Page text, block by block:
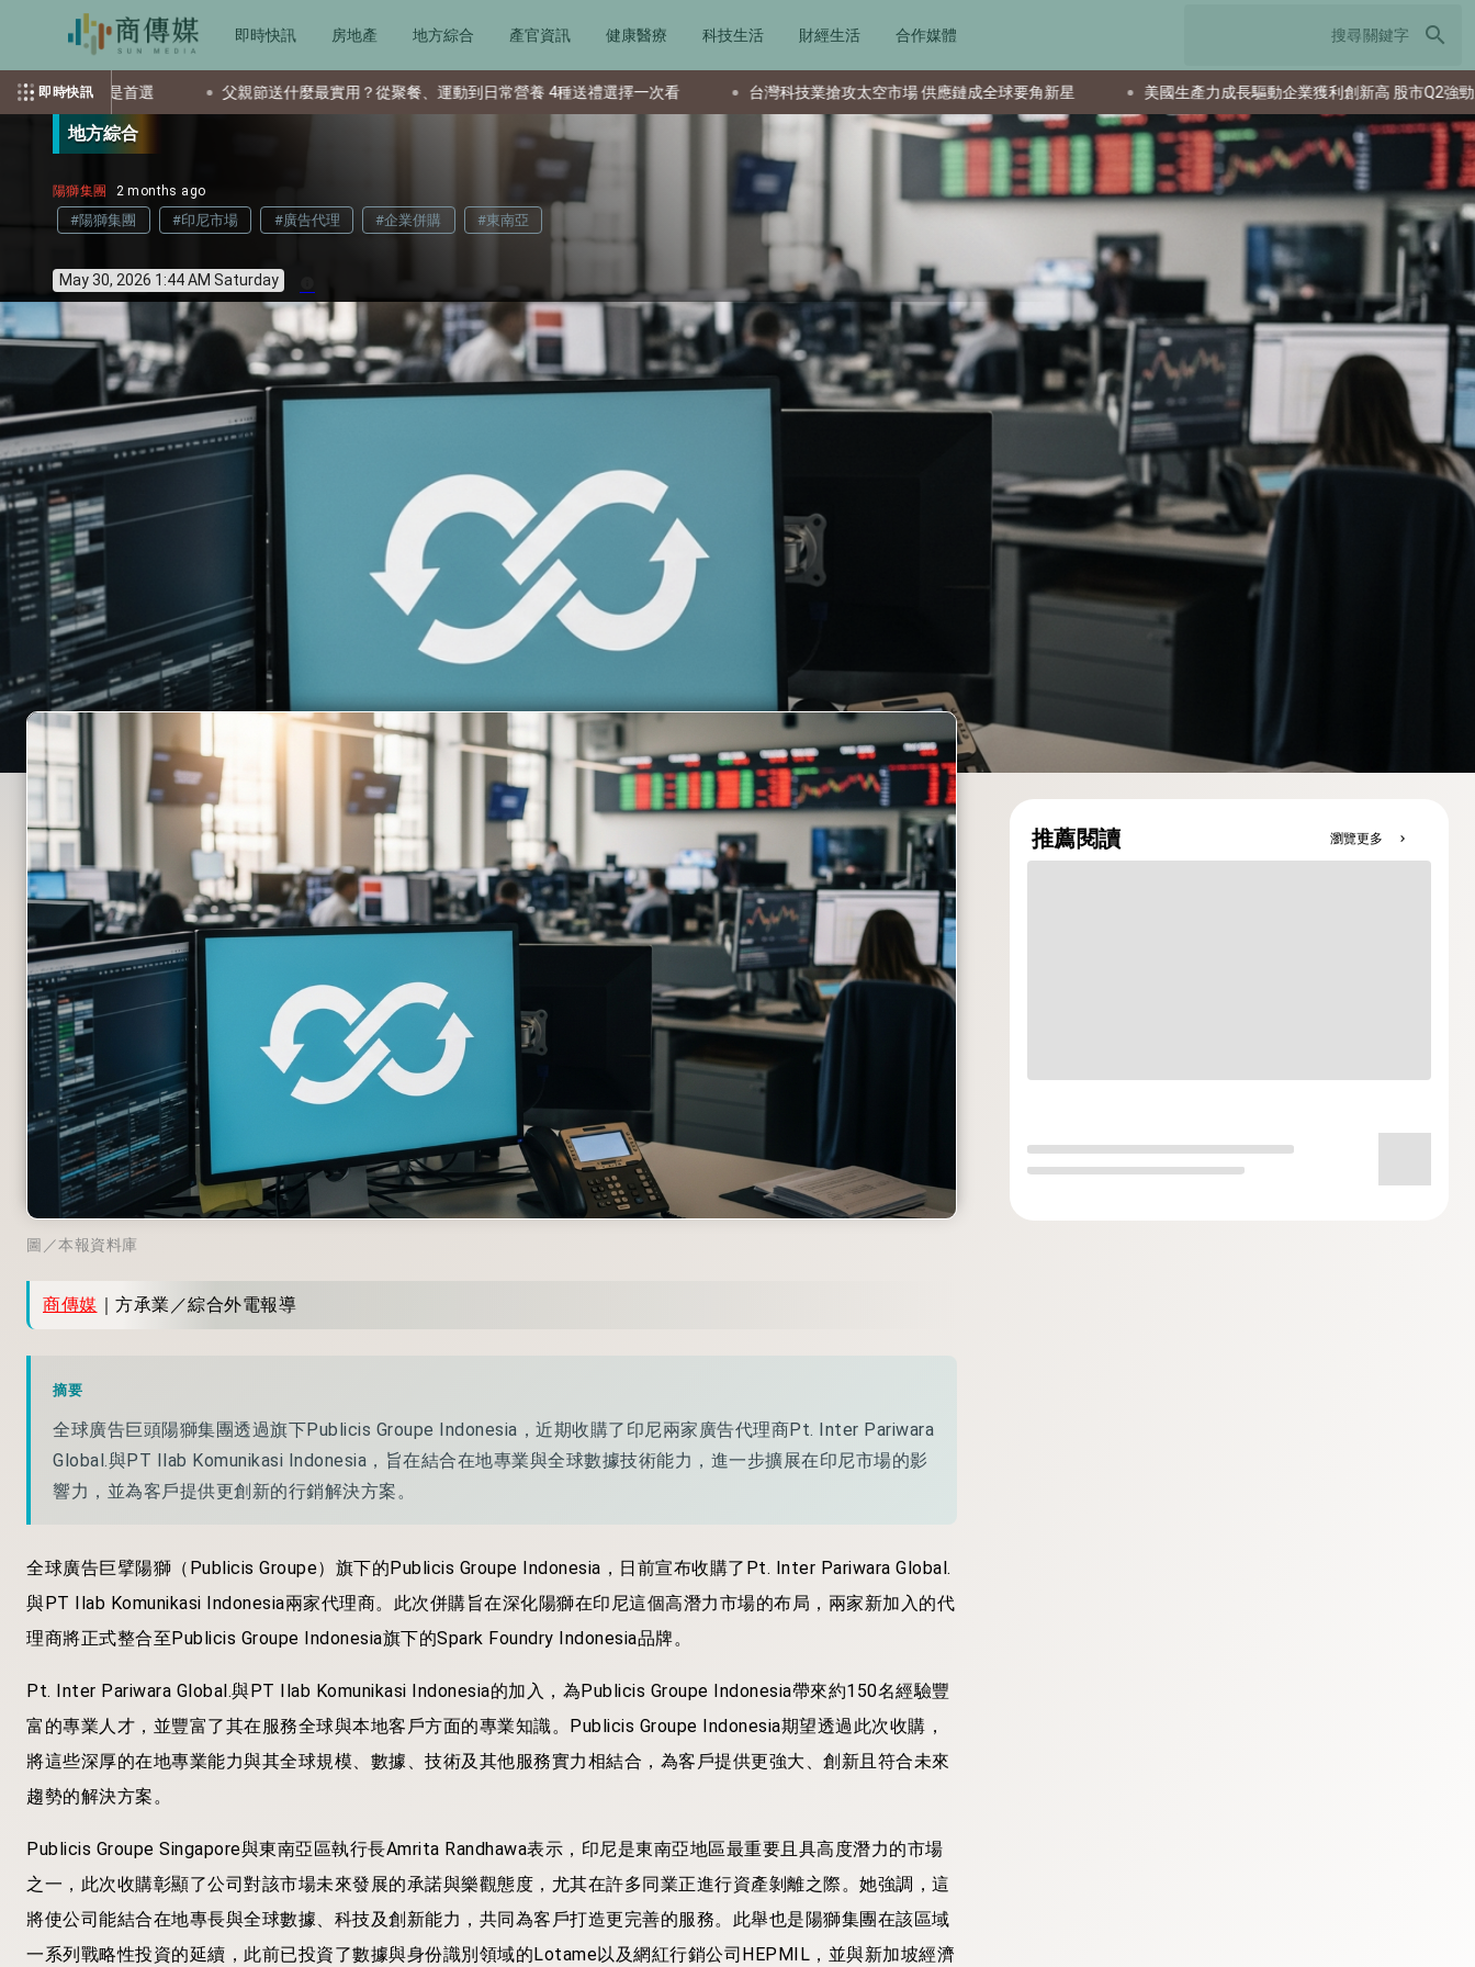
即時快訊 房地產 地方綜合 產官資訊 健康醫療 科技生活 財經生活 合作媒體 search
即時快訊
選 父親節送什麼最實用？從聚餐、運動到日常營養 4種送禮選擇一次看 台灣科技業搶攻太空市場 供應鏈成全球要角新星 美國生產力成長驅動企業獲利創新高 股市Q2強勁反彈 日
地方綜合
陽獅集團 2 months ago
#陽獅集團 #印尼市場 #廣告代理 #企業併購 #東南亞
May 30, 2026 1:44 AM Saturday
圖／本報資料庫
商傳媒 ｜方承業／綜合外電報導
摘要
全球廣告巨頭陽獅集團透過旗下Publicis Groupe Indonesia，近期收購了印尼兩家廣告代理商Pt. Inter Pariwara
Global.與PT Ilab Komunikasi Indonesia，旨在結合在地專業與全球數據技術能力，進一步擴展在印尼市場的影
響力，並為客戶提供更創新的行銷解決方案。
全球廣告巨擘陽獅（Publicis Groupe）旗下的Publicis Groupe Indonesia，日前宣布收購了Pt. Inter Pariwara Global.
與PT Ilab Komunikasi Indonesia兩家代理商。此次併購旨在深化陽獅在印尼這個高潛力市場的布局，兩家新加入的代
理商將正式整合至Publicis Groupe Indonesia旗下的Spark Foundry Indonesia品牌。
Pt. Inter Pariwara Global.與PT Ilab Komunikasi Indonesia的加入，為Publicis Groupe Indonesia帶來約150名經驗豐
富的專業人才，並豐富了其在服務全球與本地客戶方面的專業知識。Publicis Groupe Indonesia期望透過此次收購，
將這些深厚的在地專業能力與其全球規模、數據、技術及其他服務實力相結合，為客戶提供更強大、創新且符合未來
趨勢的解決方案。
Publicis Groupe Singapore與東南亞區執行長Amrita Randhawa表示，印尼是東南亞地區最重要且具高度潛力的市場
之一，此次收購彰顯了公司對該市場未來發展的承諾與樂觀態度，尤其在許多同業正進行資產剝離之際。她強調，這
將使公司能結合在地專長與全球數據、科技及創新能力，共同為客戶打造更完善的服務。此舉也是陽獅集團在該區域
一系列戰略性投資的延續，此前已投資了數據與身份識別領域的Lotame以及網紅行銷公司HEPMIL，並與新加坡經濟
推薦閱讀 瀏覽更多 chevron_right